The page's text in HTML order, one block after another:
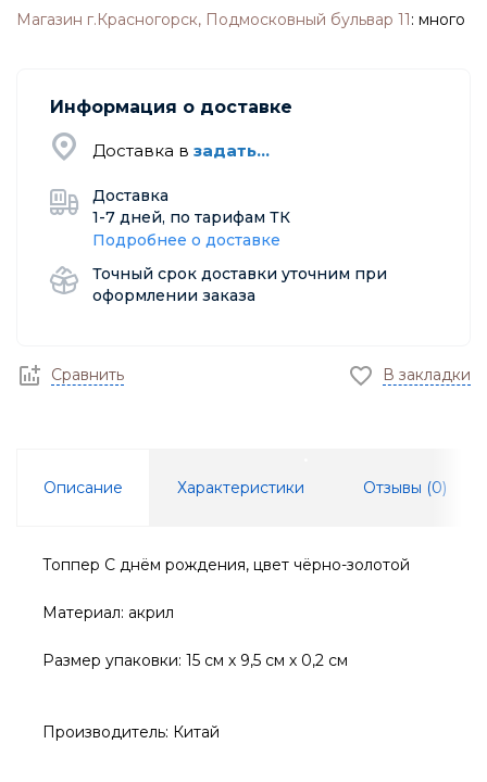
Магазин г.Красногорск, Подмосковный бульвар 11: много
Информация о доставке
Доставка в задать...
Доставка
1-7 дней, по тарифам ТК
Подробнее о доставке
Точный срок доставки уточним при
оформлении заказа
Сравнить В закладки
Описание Характеристики Отзывы (0)
Топпер С днём рождения, цвет чёрно-золотой
Материал: акрил
Размер упаковки: 15 см х 9,5 см х 0,2 см
Производитель: Китай